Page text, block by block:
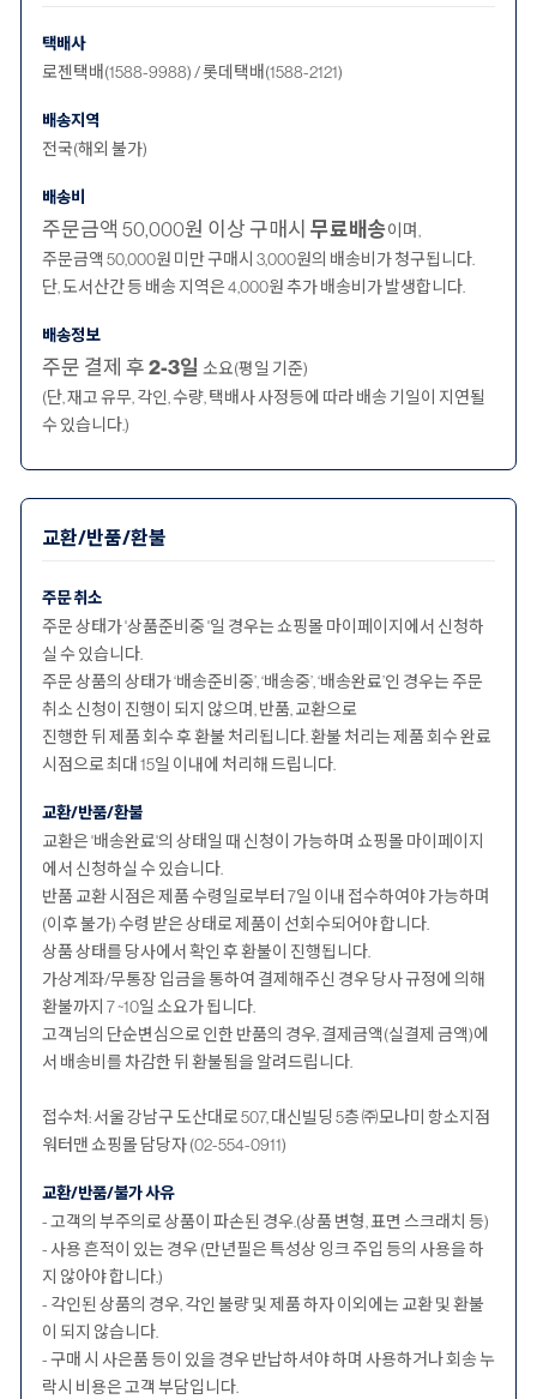
택배사
로젠택배(1588-9988) / 롯데택배(1588-2121)
배송지역
전국(해외 불가)
배송비
주문금액 50,000원 이상 구매시 무료배송이며,
주문금액 50,000원 미만 구매시 3,000원의 배송비가 청구됩니다.
단, 도서산간 등 배송 지역은 4,000원 추가 배송비가 발생합니다.
배송정보
주문 결제 후 2-3일 소요(평일 기준)
(단, 재고 유무, 각인, 수량, 택배사 사정등에 따라 배송 기일이 지연될
수 있습니다.)
교환/반품/환불
주문 취소
주문 상태가 '상품준비중 '일 경우는 쇼핑몰 마이페이지에서 신청하
실 수 있습니다.
주문 상품의 상태가 ‘배송준비중’, ‘배송중’, ‘배송완료’인 경우는 주문
취소 신청이 진행이 되지 않으며, 반품, 교환으로
진행한 뒤 제품 회수 후 환불 처리됩니다. 환불 처리는 제품 회수 완료
시점으로 최대 15일 이내에 처리해 드립니다.
교환/반품/환불
교환은 '배송완료'의 상태일 때 신청이 가능하며 쇼핑몰 마이페이지
에서 신청하실 수 있습니다.
반품 교환 시점은 제품 수령일로부터 7일 이내 접수하여야 가능하며
(이후 불가) 수령 받은 상태로 제품이 선회수되어야 합니다.
상품 상태를 당사에서 확인 후 환불이 진행됩니다.
가상계좌/무통장 입금을 통하여 결제해주신 경우 당사 규정에 의해
환불까지 7 ~10일 소요가 됩니다.
고객님의 단순변심으로 인한 반품의 경우, 결제금액(실결제 금액)에
서 배송비를 차감한 뒤 환불됨을 알려드립니다.
접수처: 서울 강남구 도산대로 507, 대신빌딩 5층 ㈜모나미 항소지점
워터맨 쇼핑몰 담당자 (02-554-0911)
교환/반품/불가 사유
- 고객의 부주의로 상품이 파손된 경우.(상품 변형, 표면 스크래치 등)
- 사용 흔적이 있는 경우 (만년필은 특성상 잉크 주입 등의 사용을 하
지 않아야 합니다.)
- 각인된 상품의 경우, 각인 불량 및 제품 하자 이외에는 교환 및 환불
이 되지 않습니다.
- 구매 시 사은품 등이 있을 경우 반납하셔야 하며 사용하거나 회송 누
락시 비용은 고객 부담입니다.